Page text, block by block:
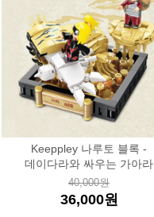
Keeppley 나루토 블록 -
데이다라와 싸우는 가아라
40,000원
36,000원